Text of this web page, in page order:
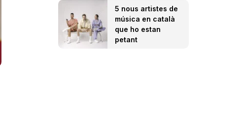
5 nous artistes de
música en català
que ho estan
petant